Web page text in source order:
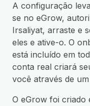
A configuração
se no eGrow,
Irsaliyat, arraste e
eles e ative-o. O
está incluído em
conta real criará
você através de
O eGrow foi criado